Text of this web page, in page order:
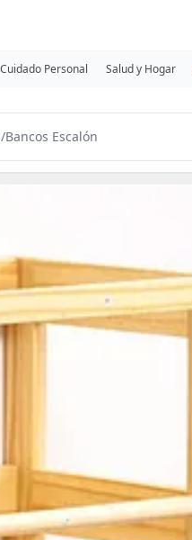
Personal Salud y Hogar
/Bancos Escalón